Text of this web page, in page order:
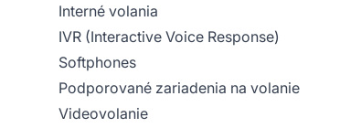
Interné volania
IVR (Interactive Voice Response)
Softphones
Podporované zariadenia na volanie
Videovolanie